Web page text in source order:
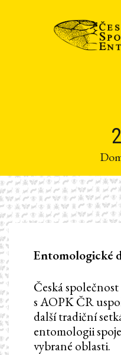
Entomologické
Česká
s AOPK ČR
další tradiční
entomologii
vybrané oblasti.